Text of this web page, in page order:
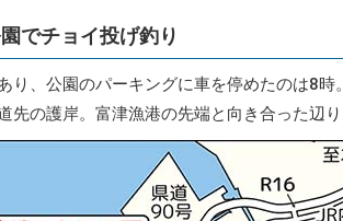
でチョイ投げ釣り
り、公園のパーキングに車を停めたのは8
先の護岸。富津漁港の先端と向き合った辺り